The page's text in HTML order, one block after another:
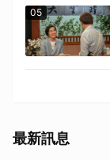
05
最新訊息